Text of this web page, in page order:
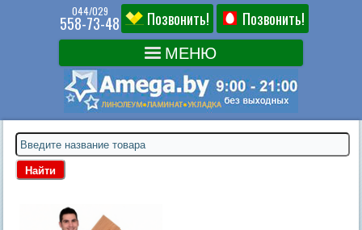
044/029
558-73-48 Позвонить! Позвонить!